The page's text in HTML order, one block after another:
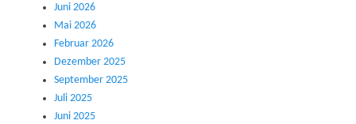
Juni 2026
Mai 2026
Februar 2026
Dezember 2025
September 2025
Juli 2025
Juni 2025